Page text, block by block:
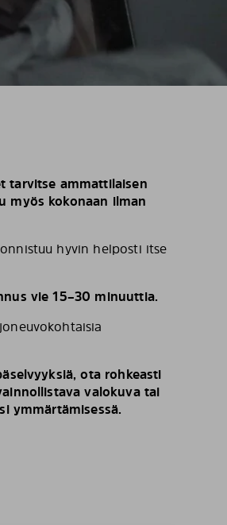
tarvitse ammattilaisen
myös kokonaan ilman
hyvin helposti itse
vie 15–30 minuuttia.
ota rohkeasti
valokuva tai
ymmärtämisessä.